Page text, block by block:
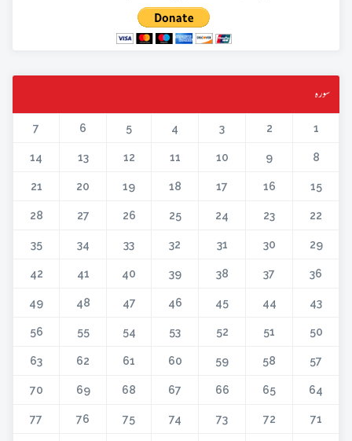
سورہ
1
2
3
4
5
6
7
8
9
10
11
12
13
14
15
16
17
18
19
20
21
22
23
24
25
26
27
28
29
30
31
32
33
34
35
36
37
38
39
40
41
42
43
44
45
46
47
48
49
50
51
52
53
54
55
56
57
58
59
60
61
62
63
64
65
66
67
68
69
70
71
72
73
74
75
76
77